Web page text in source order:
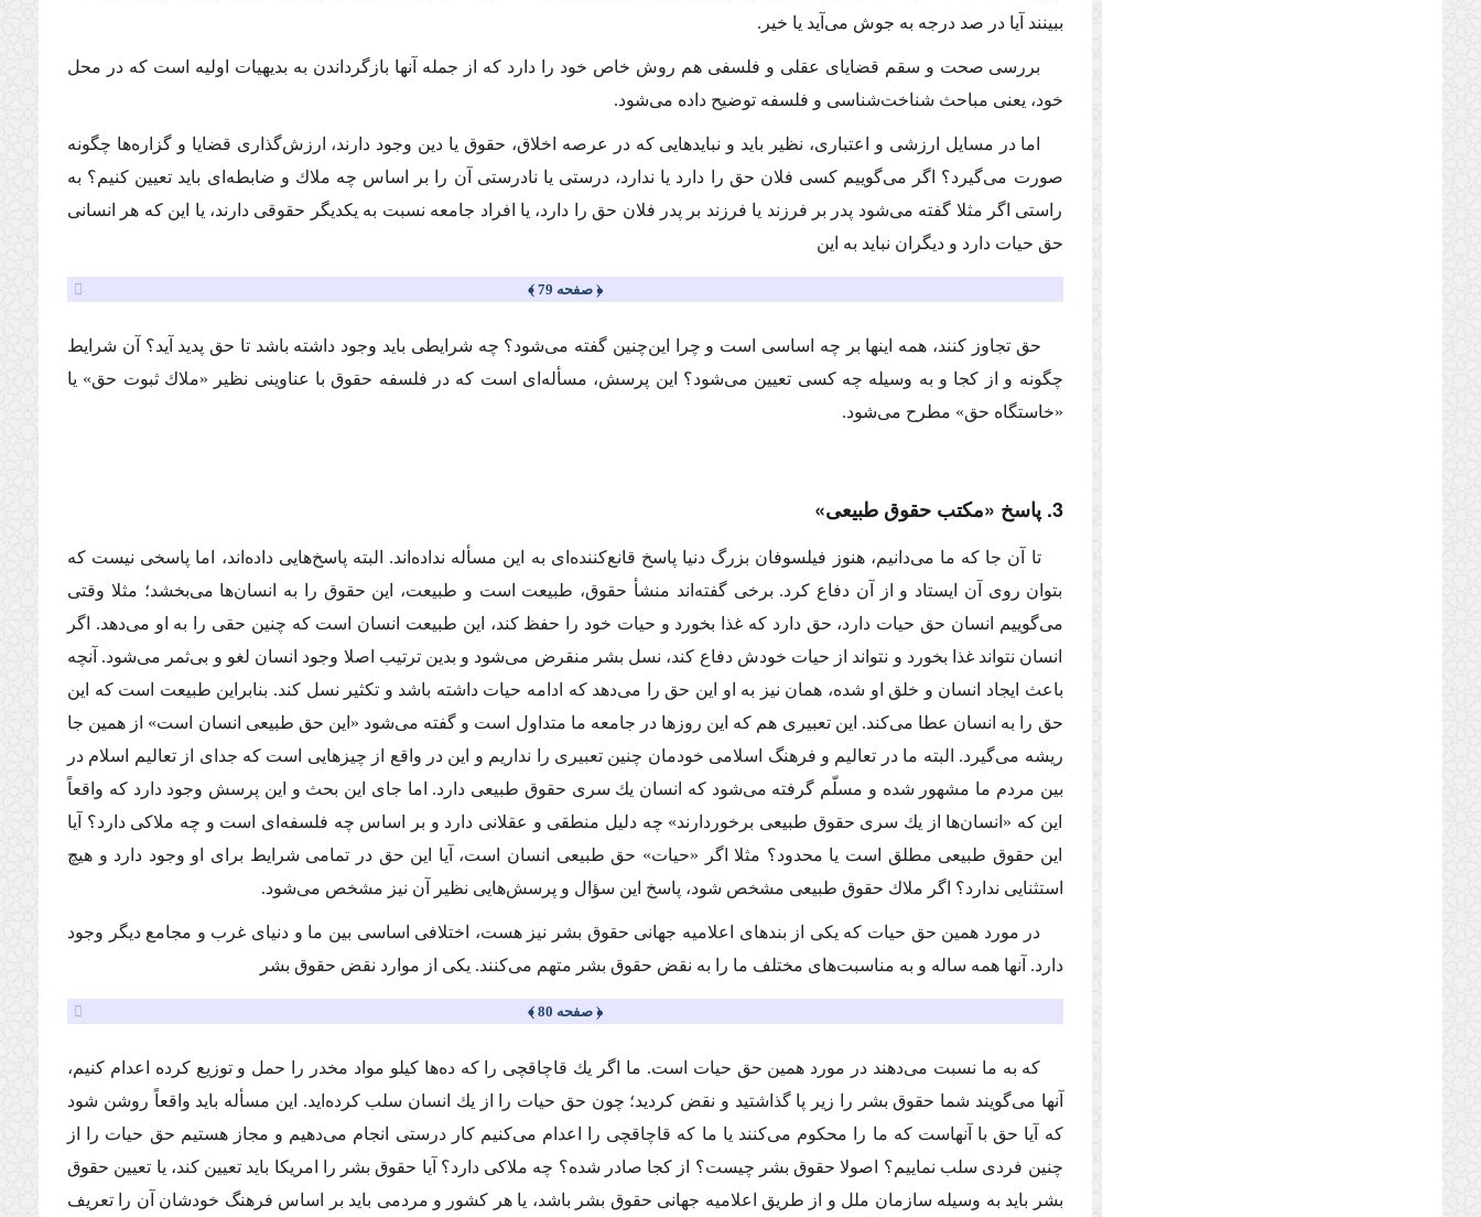
ببینند آیا در صد درجه به جوش مى‌آید یا خیر.
بررسى صحت و سقم قضایاى عقلى و فلسفى هم روش خاص خود را دارد كه از جمله آنها بازگرداندن به بدیهیات اولیه است كه در محل
خود، یعنى مباحث شناخت‌شناسى و فلسفه توضیح داده مى‌شود.
اما در مسایل ارزشى و اعتبارى، نظیر باید و نبایدهایى كه در عرصه اخلاق، حقوق یا دین وجود دارند، ارزش‌گذارى قضایا و گزاره‌ها چگونه
صورت مى‌گیرد؟ اگر مى‌گوییم كسى فلان حق را دارد یا ندارد، درستى یا نادرستى آن را بر اساس چه ملاك و ضابطه‌اى باید تعیین كنیم؟ به
راستى اگر مثلا گفته مى‌شود پدر بر فرزند یا فرزند بر پدر فلان حق را دارد، یا افراد جامعه نسبت به یكدیگر حقوقى دارند، یا این كه هر انسانى
حق حیات دارد و دیگران نباید به این
﴿ صفحه 79 ﴾
حق تجاوز كنند، همه اینها بر چه اساسى است و چرا این‌چنین گفته مى‌شود؟ چه شرایطى باید وجود داشته باشد تا حق پدید آید؟ آن شرایط
چگونه و از كجا و به وسیله چه كسى تعیین مى‌شود؟ این پرسش، مسأله‌اى است كه در فلسفه حقوق با عناوینى نظیر «ملاك ثبوت حق» یا
«خاستگاه حق» مطرح مى‌شود.
3. پاسخ «مكتب حقوق طبیعى»
تا آن جا كه ما مى‌دانیم، هنوز فیلسوفان بزرگ دنیا پاسخ قانع‌كننده‌اى به این مسأله نداده‌اند. البته پاسخ‌هایى داده‌اند، اما پاسخى نیست كه
بتوان روى آن ایستاد و از آن دفاع كرد. برخى گفته‌اند منشأ حقوق، طبیعت است و طبیعت، این حقوق را به انسان‌ها مى‌بخشد؛ مثلا وقتى
مى‌گوییم انسان حق حیات دارد، حق دارد كه غذا بخورد و حیات خود را حفظ كند، این طبیعت انسان است كه چنین حقى را به او مى‌دهد. اگر
انسان نتواند غذا بخورد و نتواند از حیات خودش دفاع كند، نسل بشر منقرض مى‌شود و بدین ترتیب اصلا وجود انسان لغو و بى‌ثمر مى‌شود. آنچه
باعث ایجاد انسان و خلق او شده، همان نیز به او این حق را مى‌دهد كه ادامه حیات داشته باشد و تكثیر نسل كند. بنابراین طبیعت است كه این
حق را به انسان عطا مى‌كند. این تعبیرى هم كه این روزها در جامعه ما متداول است و گفته مى‌شود «این حق طبیعى انسان است» از همین جا
ریشه مى‌گیرد. البته ما در تعالیم و فرهنگ اسلامى خودمان چنین تعبیرى را نداریم و این در واقع از چیزهایى است كه جداى از تعالیم اسلام در
بین مردم ما مشهور شده و مسلّم گرفته مى‌شود كه انسان یك سرى حقوق طبیعى دارد. اما جاى این بحث و این پرسش وجود دارد كه واقعاً
این كه «انسان‌ها از یك سرى حقوق طبیعى برخوردارند» چه دلیل منطقى و عقلانى دارد و بر اساس چه فلسفه‌اى است و چه ملاكى دارد؟ آیا
این حقوق طبیعى مطلق است یا محدود؟ مثلا اگر «حیات» حق طبیعى انسان است، آیا این حق در تمامى شرایط براى او وجود دارد و هیچ
استثنایى ندارد؟ اگر ملاك حقوق طبیعى مشخص شود، پاسخ این سؤال و پرسش‌هایى نظیر آن نیز مشخص مى‌شود.
در مورد همین حق حیات كه یكى از بندهاى اعلامیه جهانى حقوق بشر نیز هست، اختلافى اساسى بین ما و دنیاى غرب و مجامع دیگر وجود
دارد. آنها همه ساله و به مناسبت‌هاى مختلف ما را به نقض حقوق بشر متهم مى‌كنند. یكى از موارد نقض حقوق بشر
﴿ صفحه 80 ﴾
كه به ما نسبت مى‌دهند در مورد همین حق حیات است. ما اگر یك قاچاقچى را كه ده‌ها كیلو مواد مخدر را حمل و توزیع كرده اعدام كنیم،
آنها مى‌گویند شما حقوق بشر را زیر پا گذاشتید و نقض كردید؛ چون حق حیات را از یك انسان سلب كرده‌اید. این مسأله باید واقعاً روشن شود
كه آیا حق با آنهاست كه ما را محكوم مى‌كنند یا ما كه قاچاقچى را اعدام مى‌كنیم كار درستى انجام مى‌دهیم و مجاز هستیم حق حیات را از
چنین فردى سلب نماییم؟ اصولا حقوق بشر چیست؟ از كجا صادر شده؟ چه ملاكى دارد؟ آیا حقوق بشر را امریكا باید تعیین كند، یا تعیین حقوق
بشر باید به وسیله سازمان ملل و از طریق اعلامیه جهانى حقوق بشر باشد، یا هر كشور و مردمى باید بر اساس فرهنگ خودشان آن را تعریف